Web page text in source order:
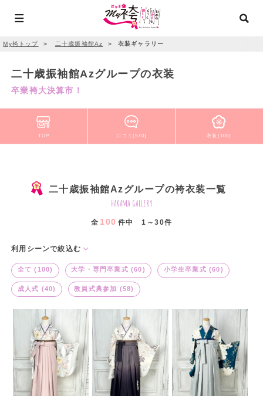
My袴トップ ＞ 二十歳振袖館Az ＞ 衣装ギャラリー
二十歳振袖館Azグループの衣装
卒業袴大決算市！
TOP 口コミ(570) 衣装(100)
二十歳振袖館Azグループの袴衣装一覧
hakama gallery
全 100 件中 1～30件
利用シーンで絞込む
全て (100) 大学・専門卒業式 (60) 小学生卒業式 (60)
成人式 (40) 教員式典参加 (58)